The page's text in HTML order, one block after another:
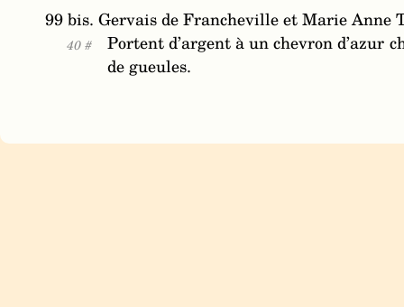
99 bis. Gervais de Francheville et Marie Anne
40 #
Portent d’argent à un chevron d’azur
de gueules.